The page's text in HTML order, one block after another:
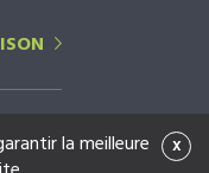
x
la meilleure